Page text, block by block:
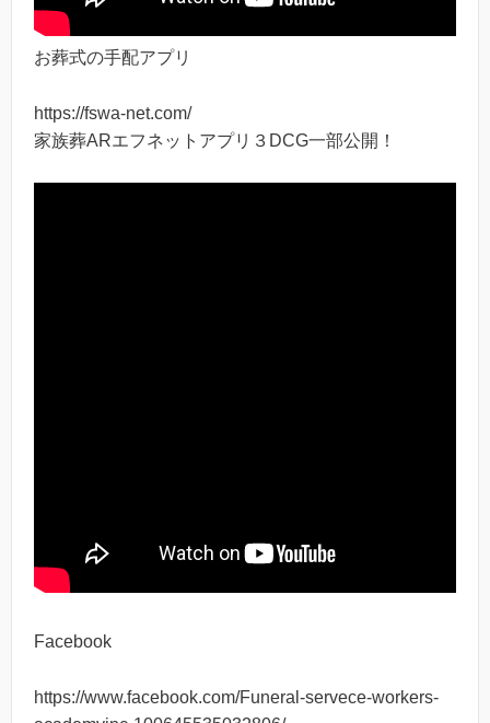
お葬式の手配アプリ
https://fswa-net.com/
家族葬ARエフネットアプリ３DCG一部公開！
Facebook
https://www.facebook.com/Funeral-servece-workers-